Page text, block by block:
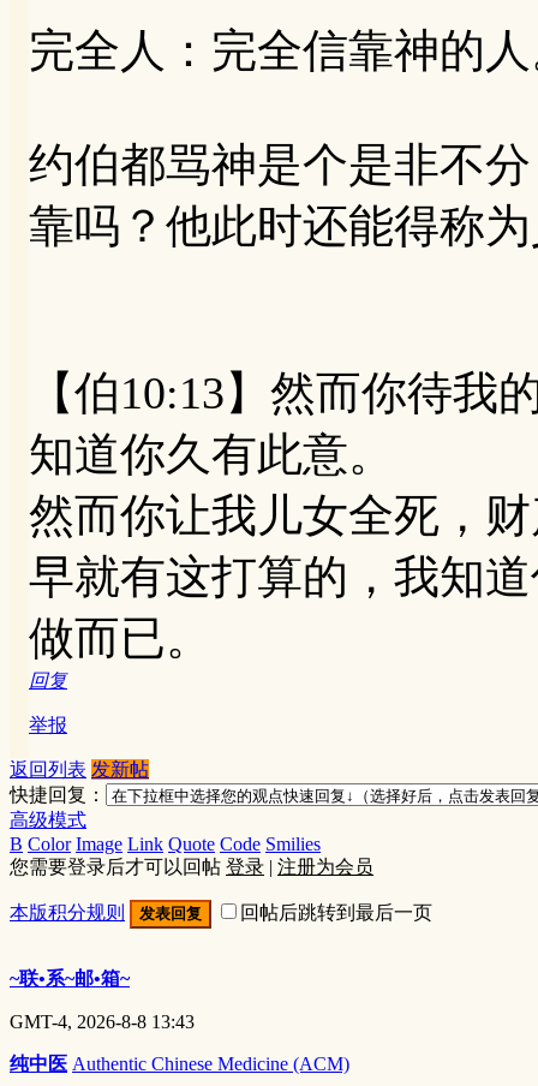
完全人：完全信靠神的
约伯都骂神是个是非不
靠吗？他此时还能得称
【伯10:13】然而你待
知道你久有此意。
然而你让我儿女全死，
早就有这打算的，我知
做而已。
回复
举报
返回列表 发新帖
快捷回复：
高级模式
B Color Image Link Quote Code Smilies
您需要登录后才可以回帖 登录 | 注册为会员
本版积分规则 发表回复 回帖后跳转到最后一页
~联•系~邮•箱~
GMT-4, 2026-8-8 13:43
纯中医 Authentic Chinese Medicine (ACM)